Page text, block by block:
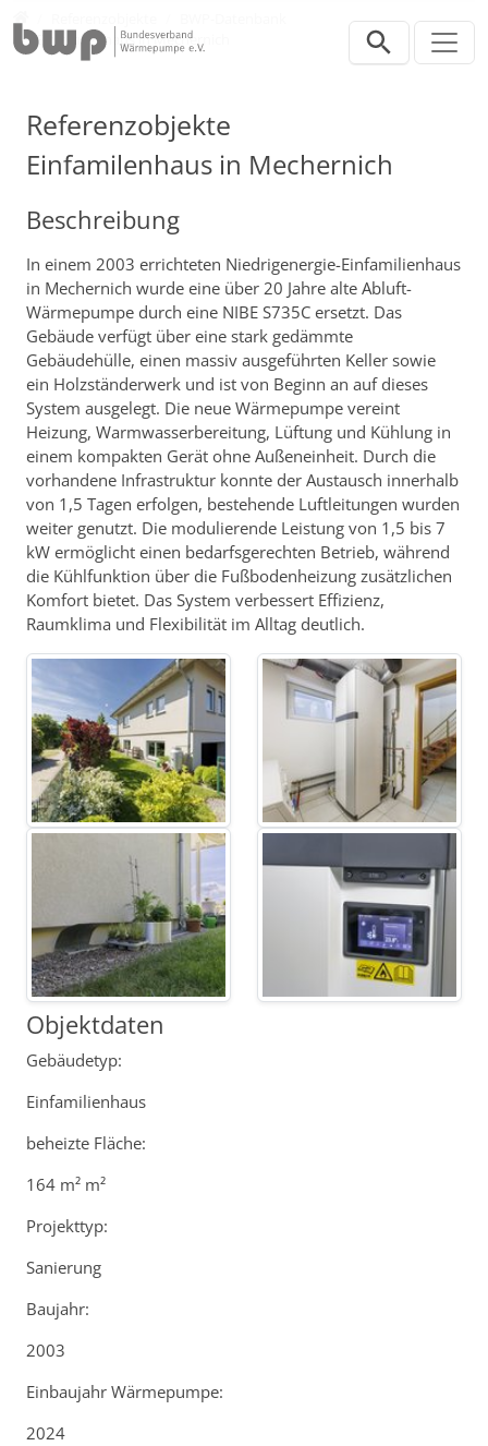
Einfamilenhaus in Mechernich
Referenzobjekte
Einfamilenhaus in Mechernich
Beschreibung
In einem 2003 errichteten Niedrigenergie-Einfamilienhaus
in Mechernich wurde eine über 20 Jahre alte Abluft-
Wärmepumpe durch eine NIBE S735C ersetzt. Das
Gebäude verfügt über eine stark gedämmte
Gebäudehülle, einen massiv ausgeführten Keller sowie
ein Holzständerwerk und ist von Beginn an auf dieses
System ausgelegt. Die neue Wärmepumpe vereint
Heizung, Warmwasserbereitung, Lüftung und Kühlung in
einem kompakten Gerät ohne Außeneinheit. Durch die
vorhandene Infrastruktur konnte der Austausch innerhalb
von 1,5 Tagen erfolgen, bestehende Luftleitungen wurden
weiter genutzt. Die modulierende Leistung von 1,5 bis 7
kW ermöglicht einen bedarfsgerechten Betrieb, während
die Kühlfunktion über die Fußbodenheizung zusätzlichen
Komfort bietet. Das System verbessert Effizienz,
Raumklima und Flexibilität im Alltag deutlich.
Objektdaten
Gebäudetyp:
Einfamilienhaus
beheizte Fläche:
164 m² m²
Projekttyp:
Sanierung
Baujahr:
2003
Einbaujahr Wärmepumpe:
2024